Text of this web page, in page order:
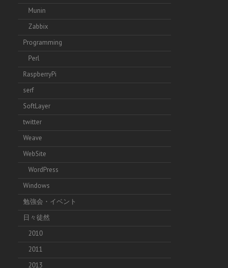
Munin
Zabbix
Programming
Perl
RaspberryPi
serf
SoftLayer
twitter
Weave
WebSite
WordPress
Windows
勉強会・イベント
日々徒然
2010
2011
2013